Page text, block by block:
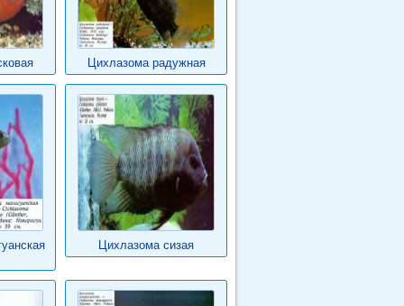
Цихлазома радужная
Цихлазома сизая